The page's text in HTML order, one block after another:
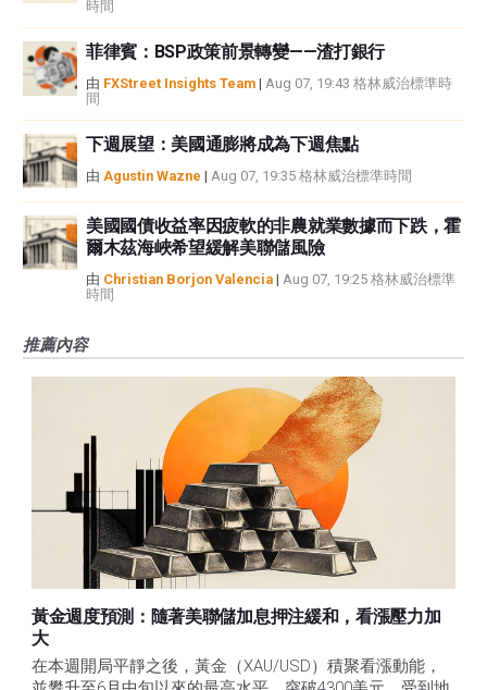
時間
菲律賓：BSP政策前景轉變——渣打銀行
由 FXStreet Insights Team | Aug 07, 19:43 格林威治標準時
間
下週展望：美國通膨將成為下週焦點
由 Agustin Wazne | Aug 07, 19:35 格林威治標準時間
美國國債收益率因疲軟的非農就業數據而下跌，霍
爾木茲海峽希望緩解美聯儲風險
由 Christian Borjon Valencia | Aug 07, 19:25 格林威治標準
時間
推薦內容
黃金週度預測：隨著美聯儲加息押注緩和，看漲壓力加
大
在本週開局平靜之後，黃金（XAU/USD）積聚看漲動能，